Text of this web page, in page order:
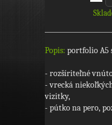
Popis: portfolio A5
- rozšíriteľné
- vrecká
vizitky,
- pútko na pero,